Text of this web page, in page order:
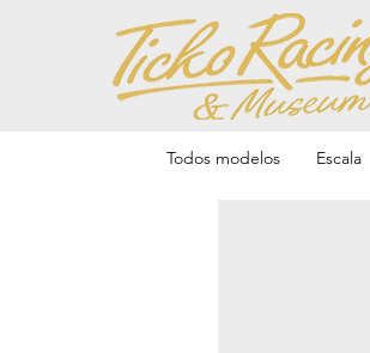
Todos modelos Escala